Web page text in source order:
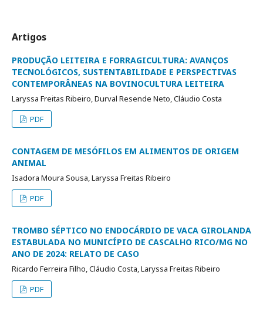
Artigos
PRODUÇÃO LEITEIRA E FORRAGICULTURA: AVANÇOS
TECNOLÓGICOS, SUSTENTABILIDADE E PERSPECTIVAS
CONTEMPORÂNEAS NA BOVINOCULTURA LEITEIRA
Laryssa Freitas Ribeiro, Durval Resende Neto, Cláudio Costa
PDF
CONTAGEM DE MESÓFILOS EM ALIMENTOS DE ORIGEM
ANIMAL
Isadora Moura Sousa, Laryssa Freitas Ribeiro
PDF
TROMBO SÉPTICO NO ENDOCÁRDIO DE VACA GIROLANDA
ESTABULADA NO MUNICÍPIO DE CASCALHO RICO/MG NO
ANO DE 2024: RELATO DE CASO
Ricardo Ferreira Filho, Cláudio Costa, Laryssa Freitas Ribeiro
PDF